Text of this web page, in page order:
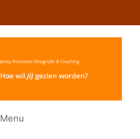
Menu